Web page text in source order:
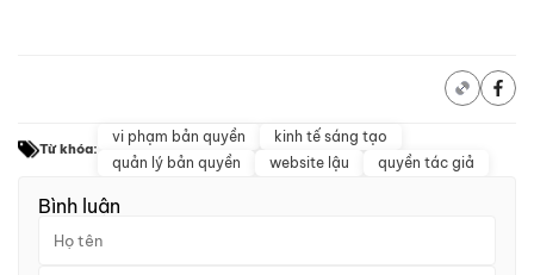
Từ khóa:
vi phạm bản quyền
kinh tế sáng tạo
quản lý bản quyền
website lậu quyền tác giả
Bình luận